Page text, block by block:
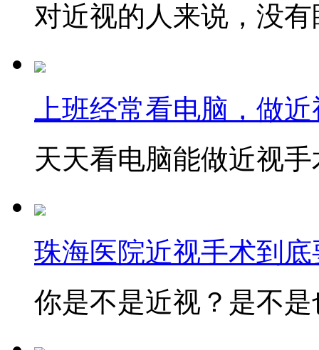
对近视的人来说，没
上班经常看电脑，做
天天看电脑能做近视
珠海医院近视手术到
你是不是近视？是不